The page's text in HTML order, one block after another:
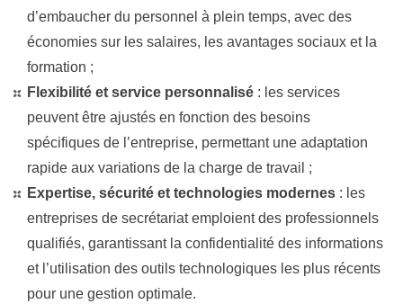
d’embaucher du personnel à plein temps, avec des
économies sur les salaires, les avantages sociaux et la
formation ;
Flexibilité et service personnalisé : les services
peuvent être ajustés en fonction des besoins
spécifiques de l’entreprise, permettant une adaptation
rapide aux variations de la charge de travail ;
Expertise, sécurité et technologies modernes : les
entreprises de secrétariat emploient des professionnels
qualifiés, garantissant la confidentialité des informations
et l’utilisation des outils technologiques les plus récents
pour une gestion optimale.